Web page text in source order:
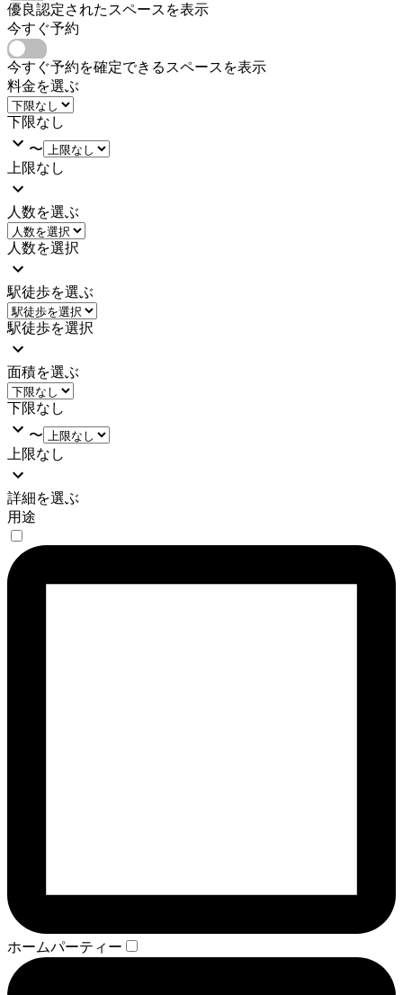
優良認定されたスペースを表示
今すぐ予約
今すぐ予約を確定できるスペースを表示
料金を選ぶ
下限なし
〜
上限なし
人数を選ぶ
人数を選択
駅徒歩を選ぶ
駅徒歩を選択
面積を選ぶ
下限なし
〜
上限なし
詳細を選ぶ
用途
ホームパーティー